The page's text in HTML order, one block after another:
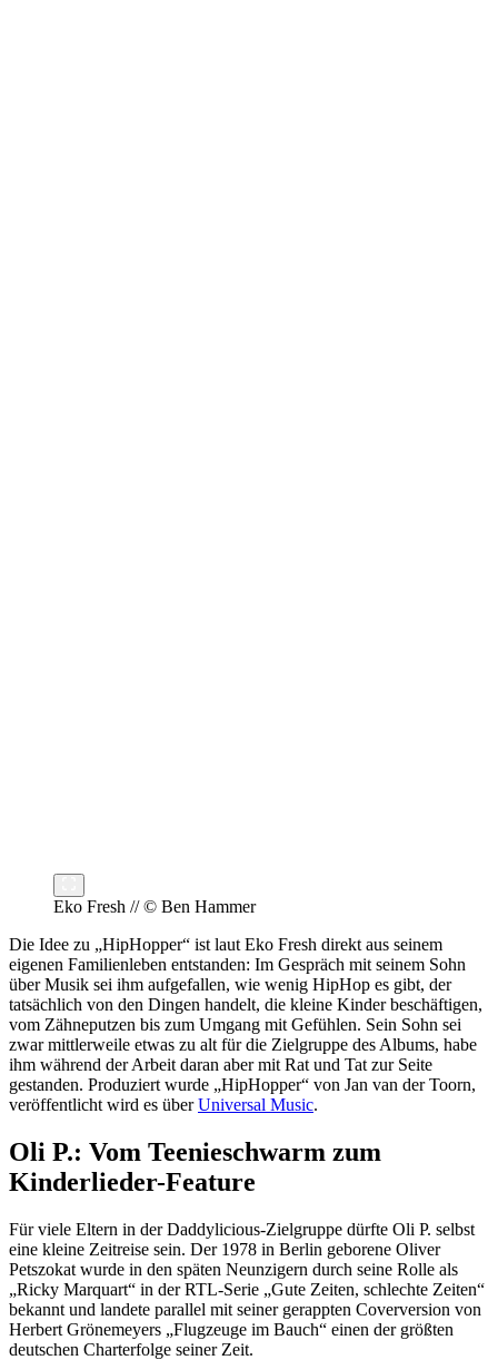
Eko Fresh // © Ben Hammer
Die Idee zu „HipHopper“ ist laut Eko Fresh direkt aus seinem
eigenen Familienleben entstanden: Im Gespräch mit seinem Sohn
über Musik sei ihm aufgefallen, wie wenig HipHop es gibt, der
tatsächlich von den Dingen handelt, die kleine Kinder beschäftigen,
vom Zähneputzen bis zum Umgang mit Gefühlen. Sein Sohn sei
zwar mittlerweile etwas zu alt für die Zielgruppe des Albums, habe
ihm während der Arbeit daran aber mit Rat und Tat zur Seite
gestanden. Produziert wurde „HipHopper“ von Jan van der Toorn,
veröffentlicht wird es überUniversal Music.
Oli P.: Vom Teenieschwarm zum
Kinderlieder-Feature
Für viele Eltern in der Daddylicious-Zielgruppe dürfte Oli P. selbst
eine kleine Zeitreise sein. Der 1978 in Berlin geborene Oliver
Petszokat wurde in den späten Neunzigern durch seine Rolle als
„Ricky Marquart“ in der RTL-Serie „Gute Zeiten, schlechte Zeiten“
bekannt und landete parallel mit seiner gerappten Coverversion von
Herbert Grönemeyers „Flugzeuge im Bauch“ einen der größten
deutschen Charterfolge seiner Zeit.